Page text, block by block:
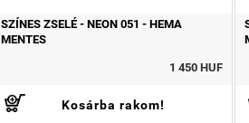
SZÍNES ZSELÉ - NEON 051 - HEMA
MENTES
1 450 HUF
Kosárba rakom!